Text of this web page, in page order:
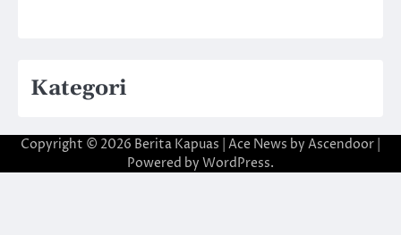
Kategori
Copyright © 2026 Berita Kapuas | Ace News by Ascendoor
Powered by WordPress.